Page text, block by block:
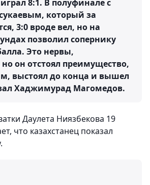
8:1. В полуфинале с
который за
3:0 вроде вел, но на
позволил сопернику
Это нервы,
он отстоял преимущество,
выстоял до конца и вышел
Хаджимурад Магомедов.
Даулета Ниязбекова 19
что казахстанец показал